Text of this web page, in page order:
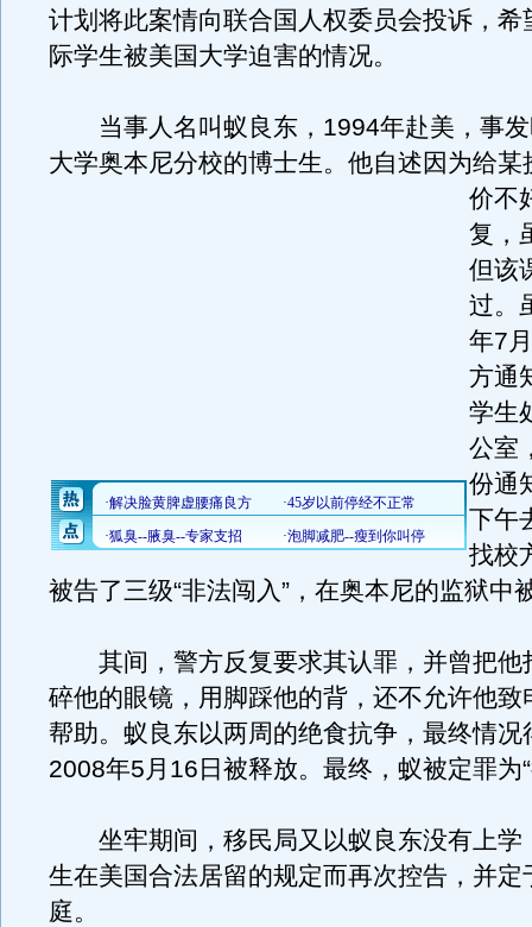
计划将此案情向联合国人权委员会投诉，希
际学生被美国大学迫害的情况。
当事人名叫蚁良东，1994年赴美，事发
大学奥本尼分校的博士生。 他自述因为给某
价不
复，
但该
过。
年7
方通
学生
公室
份通
下午
找校
被告了三级“非法闯入”，在奥本尼的监狱中
其间，警方反复要求其认罪，并曾把他
碎他的眼镜，用脚踩他的背，还不允许他致
帮助。蚁良东以两周的绝食抗争，最终情况
2008年5月16日被释放。最终，蚁被定罪为
坐牢期间，移民局又以蚁良东没有上学
生在美国合法居留的规定而再次控告，并定
庭。